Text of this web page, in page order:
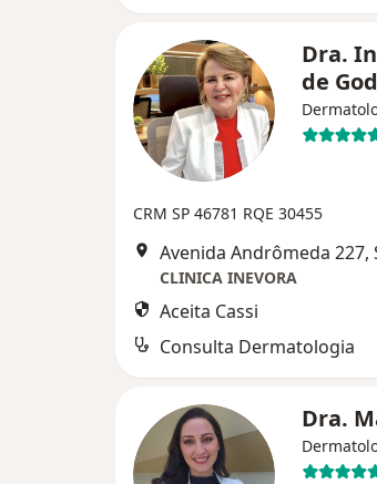
Dra.
de
CRM SP 46781 RQE 30455
CLINICA INEVORA
Aceita Cassi
Consulta Dermatologia
Dra.